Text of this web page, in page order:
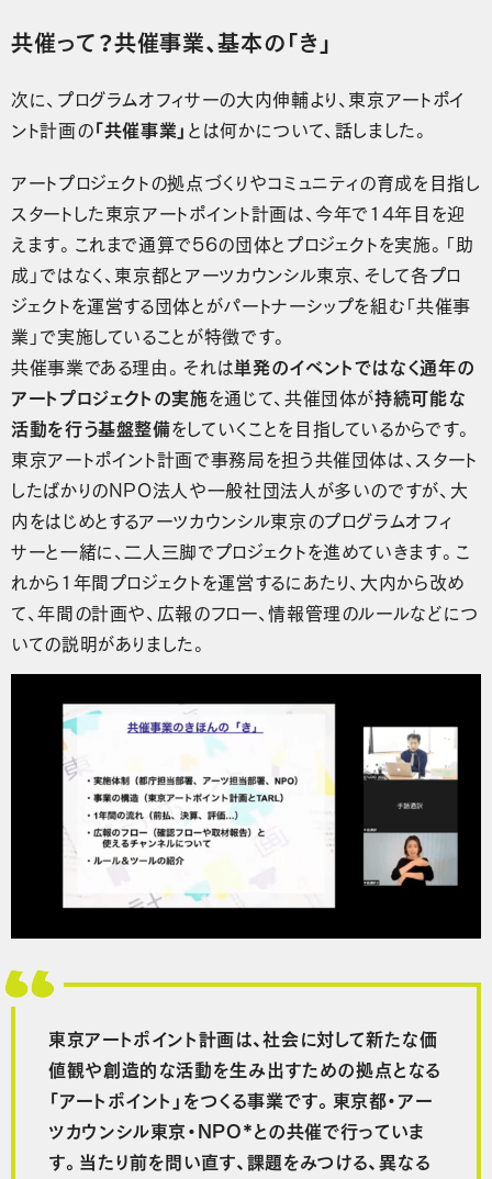
共催って？共催事業、基本の「き」
次に、プログラムオフィサーの大内伸輔より、東京アートポイ
ント計画の「共催事業」 とは何かについて、話しました。
アートプロジェクトの拠点づくりやコミュニティの育成を目指し
スタートした東京アートポイント計画は、今年で14年目を迎
えます。これまで通算で56の団体とプロジェクトを実施。「助
成」ではなく、東京都とアーツカウンシル東京、そして各プロ
ジェクトを運営する団体とがパートナーシップを組む「共催事
業」で実施していることが特徴です。
共催事業である理由。それは単発のイベントではなく通年の
アートプロジェクトの実施を通じて、共催団体が持続可能な
活動を行う基盤整備をしていくことを目指しているからです。
東京アートポイント計画で事務局を担う共催団体は、スタート
したばかりのNPO法人や一般社団法人が多いのですが、大
内をはじめとするアーツカウンシル東京のプログラムオフィ
サーと一緒に、二人三脚でプロジェクトを進めていきます。こ
れから1年間プロジェクトを運営するにあたり、大内から改め
て、年間の計画や、広報のフロー、情報管理のルールなどにつ
いての説明がありました。
東京アートポイント計画は、社会に対して新たな価
値観や創造的な活動を生み出すための拠点となる
「アートポイント」をつくる事業です。東京都・アー
ツカウンシル東京・NPO*との共催で行っていま
す。当たり前を問い直す、課題をみつける、異なる